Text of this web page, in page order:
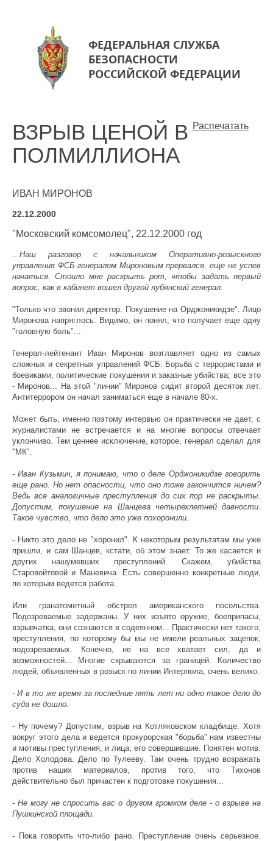
ФЕДЕРАЛЬНАЯ СЛУЖБА
БЕЗОПАСНОСТИ
РОССИЙСКОЙ ФЕДЕРАЦИИ
Распечатать
ВЗРЫВ ЦЕНОЙ В
ПОЛМИЛЛИОНА
ИВАН МИРОНОВ
22.12.2000
"Московский комсомолец", 22.12.2000 год
...Наш разговор с начальником Оперативно-розыскного
управления ФСБ генералом Мироновым прервался, еще не успев
начаться. Стоило мне раскрыть рот, чтобы задать первый
вопрос, как в кабинет вошел другой лубянский генерал.
"Только что звонил директор. Покушение на Орджоникидзе". Лицо
Миронова напряглось. Видимо, он понял, что получает еще одну
"головную боль"...
Генерал-лейтенант Иван Миронов возглавляет одно из самых
сложных и секретных управлений ФСБ. Борьба с террористами и
боевиками, политические покушения и заказные убийства; все это
- Миронов... На этой "линии" Миронов сидит второй десяток лет.
Антитеррором он начал заниматься еще в начале 80-х.
Может быть, именно поэтому интервью он практически не дает, с
журналистами не встречается и на многие вопросы отвечает
уклончиво. Тем ценнее исключение, которое, генерал сделал для
"МК".
- Иван Кузьмич, я понимаю, что о деле Орджоникидзе говорить
еще рано. Но нет опасности, что оно тоже закончится ничем?
Ведь все аналогичные преступления до сих пор не раскрыты.
Допустим, покушение на Шанцева четырехлетней давности.
Такое чувство, что дело это уже похоронили.
- Никто это дело не "хоронил". К некоторым результатам мы уже
пришли, и сам Шанцев, кстати, об этом знает. То же касается и
других нашумевших преступлений. Скажем, убийства
Старовойтовой и Маневича. Есть совершенно конкретные люди,
по которым ведется работа.
Или гранатометный обстрел американского посольства.
Подозреваемые задержаны. У них изъято оружие, боеприпасы,
взрывчатка, они сознаются в содеянном... Практически нет такого,
преступления, по которому бы мы не имели реальных зацепок,
подозреваемых. Конечно, не на все хватает сил, да и
возможностей... Многие скрываются за границей. Количество
людей, объявленных в розыск по линии Интерпола, очень велико.
- И в то же время за последние пять лет ни одно такое дело до
суда не дошло.
- Ну почему? Допустим, взрыв на Котляковском кладбище. Хотя
вокруг этого дела и ведется прокурорская "борьба" нам известны
и мотивы преступления, и лица, его совершившие. Понятен мотив.
Дело Холодова. Дело по Тулееву. Там очень трудно возражать
против наших материалов, против того, что Тихонов
действительно был причастен к подготовке покушения...
- Не могу не спросить вас о другом громком деле - о взрыве на
Пушкинской площади.
- Пока говорить что-либо рано. Преступление очень серьезное.